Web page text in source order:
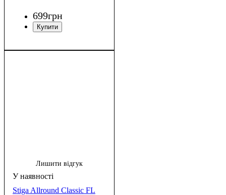
699грн
Лишити відгук
Stiga Allround Classic FL